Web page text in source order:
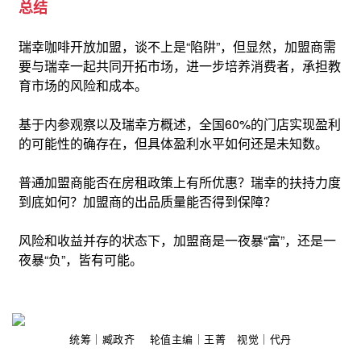
总结
瑞幸咖啡开放加盟，谈不上是“陷阱”，但显然，加盟商需
要与瑞幸一起共同开拓市场，进一步培养消费者，承担教
育市场的风险和成本。
基于内参观察以及瑞幸方概述，全国60%的门店实现盈利
的可能性的确存在，但具体盈利水平如何还是未知数。
普通加盟商能否在房租政策上有所优惠？瑞幸的扶持力度
到底如何？加盟商的出品质量能否得到保障？
风险和收益并存的状态下，加盟商是一夜暴“富”，还是一
夜暴“负”，皆有可能。
统筹｜臧政齐 轮值主编｜王菁 视觉｜代丹